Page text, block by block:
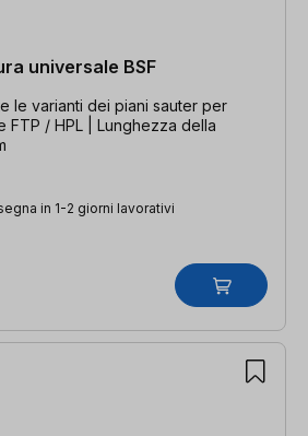
universale BSF
le varianti dei piani sauter per
FTP / HPL | Lunghezza della
in 1-2 giorni lavorativi